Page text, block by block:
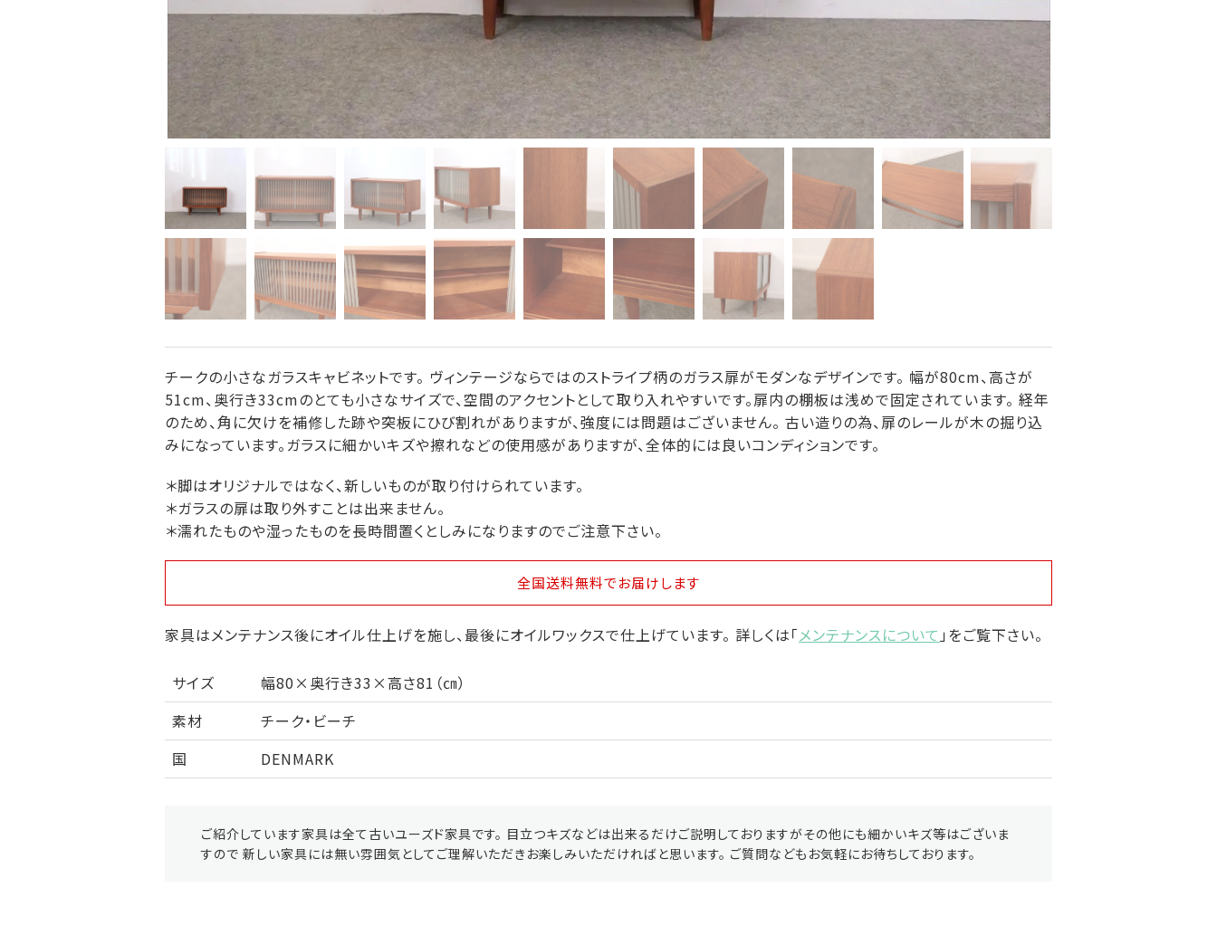
チークの小さなガラスキャビネットです。 ヴィンテージならではのストライプ柄のガラス扉がモダンなデザインです。 幅が80cm、高さが
51cm、奥行き33cmのとても小さなサイズで、空間のアクセントとして取り入れやすいです。扉内の棚板は浅めで固定されています。 経年
のため、角に欠けを補修した跡や突板にひび割れがありますが、強度には問題はございません。 古い造りの為、扉のレールが木の掘り込
みになっています。ガラスに細かいキズや擦れなどの使用感がありますが、全体的には良いコンディションです。
＊脚はオリジナルではなく、新しいものが取り付けられています。
＊ガラスの扉は取り外すことは出来ません。
＊濡れたものや湿ったものを長時間置くとしみになりますのでご注意下さい。
全国送料無料でお届けします
家具はメンテナンス後にオイル仕上げを施し、最後にオイルワックスで仕上げています。 詳しくは「メンテナンスについて 」をご覧下さい。
サイズ
幅80×奥行き33×高さ81（㎝）
素材
チーク・ビーチ
国
DENMARK
ご紹介しています家具は全て古いユーズド家具です。 目立つキズなどは出来るだけご説明しておりますがその他にも細かいキズ等はございま
すので 新しい家具には無い雰囲気としてご理解いただきお楽しみいただければと思います。 ご質問などもお気軽にお待ちしております。